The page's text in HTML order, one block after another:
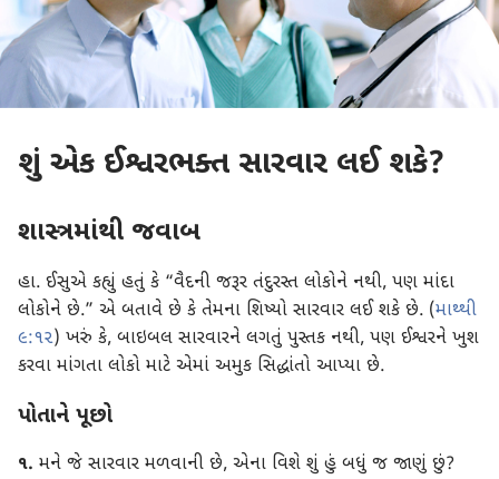
શું એક ઈશ્વરભક્ત સારવાર લઈ શકે?
શાસ્ત્રમાંથી જવાબ
હા. ઈસુએ કહ્યું હતું કે “વૈદની જરૂર તંદુરસ્ત લોકોને નથી, પણ માંદા
લોકોને છે.” એ બતાવે છે કે તેમના શિષ્યો સારવાર લઈ શકે છે. (માથ્થી
૯:૧૨) ખરું કે, બાઇબલ સારવારને લગતું પુસ્તક નથી, પણ ઈશ્વરને ખુશ
કરવા માંગતા લોકો માટે એમાં અમુક સિદ્ધાંતો આપ્યા છે.
પોતાને પૂછો
૧. મને જે સારવાર મળવાની છે, એના વિશે શું હું બધું જ જાણું છું?